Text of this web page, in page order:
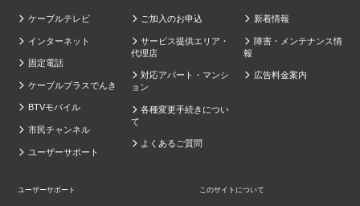
ケーブルテレビ
インターネット
固定電話
ケーブルプラスでんき
BTVモバイル
市民チャンネル
ユーザーサポート
ご加入のお申込
サービス提供エリア・
代理店
対応アパート・マンシ
ョン
各種変更手続きについ
て
よくあるご質問
新着情報
障害・メンテナンス情
報
広告料金案内
ユーザーサポート このサイトについて